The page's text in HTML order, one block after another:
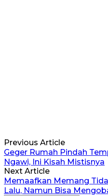
Previous Article
Geger Rumah Pindah
Ngawi, Ini Kisah Mistisnya
Next Article
Memaafkan Memang
Lalu, Namun Bisa